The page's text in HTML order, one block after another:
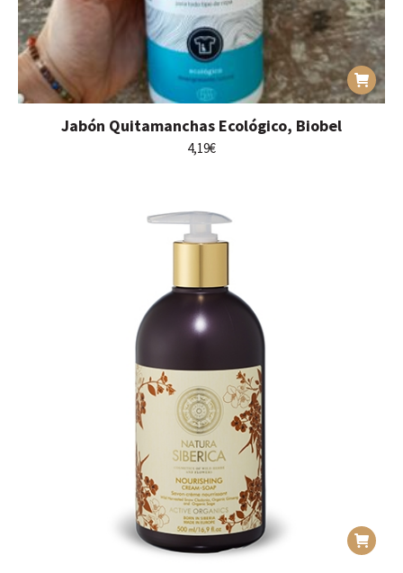
Jabón Quitamanchas Ecológico, Biobel
4,19€